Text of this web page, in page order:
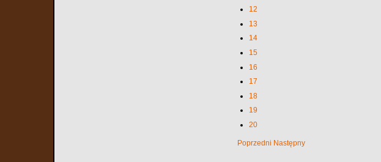
12
13
14
15
16
17
18
19
20
Poprzedni Następny